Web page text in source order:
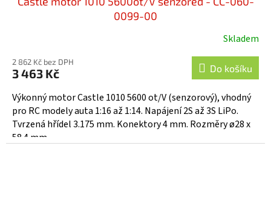
0099-00
Skladem
2 862 Kč bez DPH
3 463 Kč Do košíku
Výkonný motor Castle 1010 5600 ot/V (senzorový), vhodný
pro RC modely auta 1:16 až 1:14. Napájení 2S až 3S LiPo.
Tvrzená hřídel 3.175 mm. Konektory 4 mm. Rozměry ø28 x
58.4 mm,...